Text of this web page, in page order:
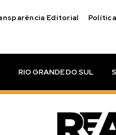
Editorial
RIO GRANDE DO SUL